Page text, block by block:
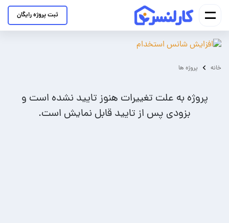
ثبت پروژه رایگان
خانه پروژه ها
پروژه به علت تغییرات هنوز تایید نشده است و
بزودی پس از تایید قابل نمایش است.